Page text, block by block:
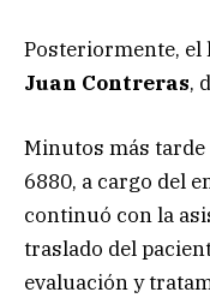
Posteriormente,
Juan Contreras,
Minutos más
6880, a cargo del
continuó con la
traslado del
evaluación y